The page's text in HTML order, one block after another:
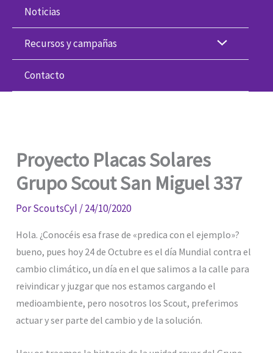
Noticias
Recursos y campañas
Contacto
Proyecto Placas Solares
Grupo Scout San Miguel 337
PorScoutsCyl/24/10/2020
Hola. ¿Conocéis esa frase de «predica con el ejemplo»?
bueno, pues hoy 24 de Octubre es el día Mundial contra el
cambio climático, un día en el que salimos a la calle para
reivindicar y juzgar que nos estamos cargando el
medioambiente, pero nosotros los Scout, preferimos
actuar y ser parte del cambio y de la solución.